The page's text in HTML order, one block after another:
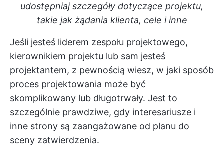
udostępniaj szczegóły dotyczące projektu,
takie jak żądania klienta, cele i inne
Jeśli jesteś liderem zespołu projektowego,
kierownikiem projektu lub sam jesteś
projektantem, z pewnością wiesz, w jaki sposób
proces projektowania może być
skomplikowany lub długotrwały. Jest to
szczególnie prawdziwe, gdy interesariusze i
inne strony są zaangażowane od planu do
sceny zatwierdzenia.